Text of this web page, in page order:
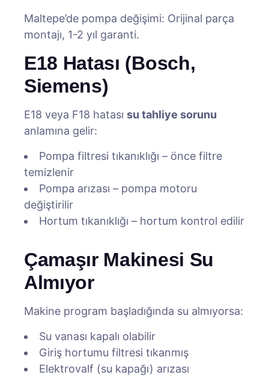
Maltepe’de pompa değişimi: Orijinal parça
montajı, 1-2 yıl garanti.
E18 Hatası (Bosch,
Siemens)
E18 veya F18 hatası su tahliye sorunu
anlamına gelir:
Pompa filtresi tıkanıklığı – önce filtre
temizlenir
Pompa arızası – pompa motoru
değiştirilir
Hortum tıkanıklığı – hortum kontrol edilir
Çamaşır Makinesi Su
Almıyor
Makine program başladığında su almıyorsa:
Su vanası kapalı olabilir
Giriş hortumu filtresi tıkanmış
Elektrovalf (su kapağı) arızası